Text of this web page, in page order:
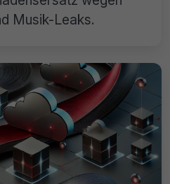
Musik-Leaks.